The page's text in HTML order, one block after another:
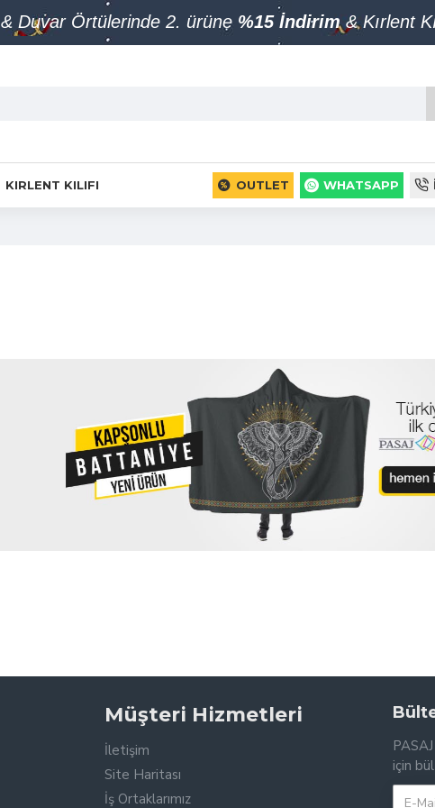
& Duvar Örtülerinde 2. ürüne %15 İndirim& Kırlent
KIRLENT KILIFI OUTLET WHATSAPP
Müşteri Hizmetleri
İletişim
Site Haritası
İş Ortaklarımız
için